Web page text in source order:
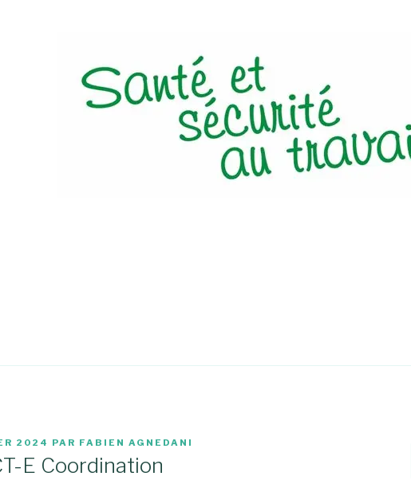
2024 PAR FABIEN AGNEDANI
E Coordination